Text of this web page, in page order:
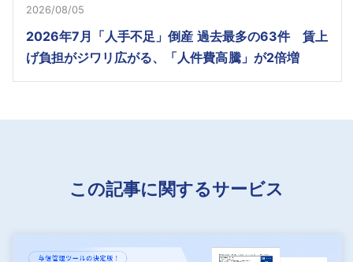
2026/08/05
2026年7月「人手不足」倒産 過去最多の63件 賃上
げ負担がジワリ広がる、「人件費高騰」が2倍増
この記事に関するサービス